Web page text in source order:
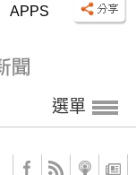
APPS
選單